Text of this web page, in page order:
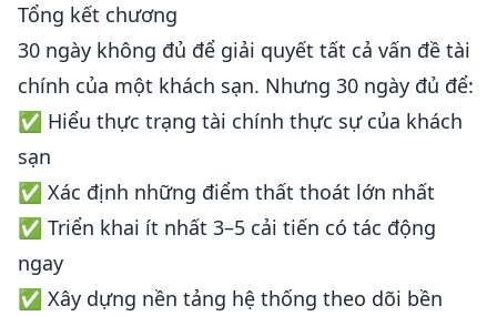
Tổng kết chương
30 ngày không đủ để giải quyết tất cả vấn đề tài
chính của một khách sạn. Nhưng 30 ngày đủ để:
✅ Hiểu thực trạng tài chính thực sự của khách
sạn
✅ Xác định những điểm thất thoát lớn nhất
✅ Triển khai ít nhất 3–5 cải tiến có tác động
ngay
✅ Xây dựng nền tảng hệ thống theo dõi bền